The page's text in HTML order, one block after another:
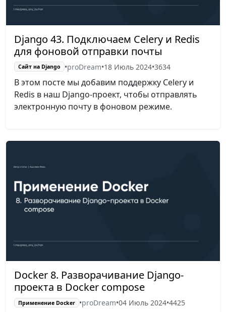
Django 43. Подключаем Celery и Redis
для фоновой отправки почты
Сайт на Django •proDream•18 Июль 2024•3634
В этом посте мы добавим поддержку Celery и
Redis в наш Django-проект, чтобы отправлять
электронную почту в фоновом режиме.
Docker 8. Разворачивание Django-
проекта в Docker compose
Применение Docker •proDream•04 Июль 2024•4425